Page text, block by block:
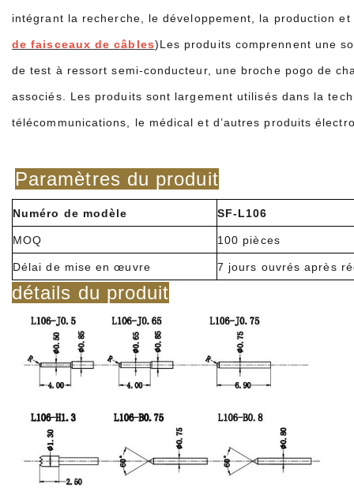
intégrant la recherche, le développement, la production
de faisceaux de câbles)Les produits comprennent une
de test à ressort semi-conducteur, une broche pogo de
associés. Les produits sont largement utilisés dans la
télécommunications, le médical et d’autres produits
Paramètres du produit
Numéro de modèle SF-L106
MOQ 100 pièces
Délai de mise en œuvre 7 jours ouvrés après
détails du produit